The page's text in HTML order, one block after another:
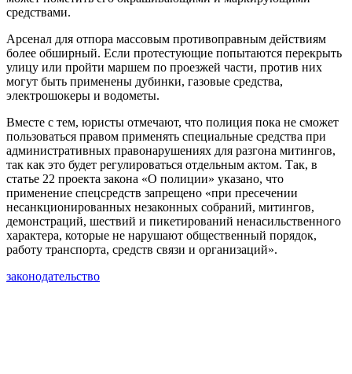
средствами.
Арсенал для отпора массовым противоправным действиям
более обширный. Если протестующие попытаются перекрыть
улицу или пройти маршем по проезжей части, против них
могут быть применены дубинки, газовые средства,
электрошокеры и водометы.
Вместе с тем, юристы отмечают, что полиция пока не сможет
пользоваться правом применять специальные средства при
административных правонарушениях для разгона митингов,
так как это будет регулироваться отдельным актом. Так, в
статье 22 проекта закона «О полиции» указано, что
применение спецсредств запрещено «при пресечении
несанкционированных незаконных собраний, митингов,
демонстраций, шествий и пикетирований ненасильственного
характера, которые не нарушают общественный порядок,
работу транспорта, средств связи и организаций».
законодательство